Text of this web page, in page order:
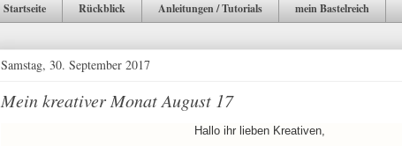
Startseite Rückblick Anleitungen / Tutorials mein Bastelreich
Samstag, 30. September 2017
Mein kreativer Monat August 17
Hallo ihr lieben Kreativen,